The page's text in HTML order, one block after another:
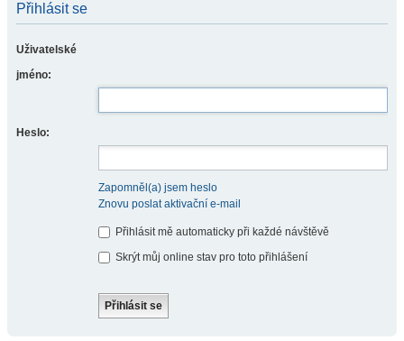
Přihlásit se
Uživatelské
jméno:
Heslo:
Zapomněl(a) jsem heslo
Znovu poslat aktivační e-mail
Přihlásit mě automaticky při každé návštěvě
Skrýt můj online stav pro toto přihlášení